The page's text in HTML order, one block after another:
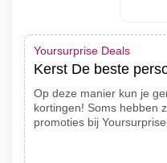
Yoursurprise Deals
Kerst De beste
Op deze manier kun je
kortingen! Soms hebben
promoties bij